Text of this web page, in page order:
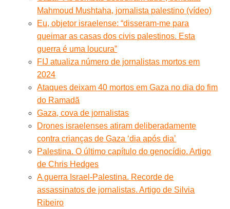
Mahmoud Mushtaha, jornalista palestino (vídeo)
Eu, objetor israelense: “disseram-me para
queimar as casas dos civis palestinos. Esta
guerra é uma loucura”
FIJ atualiza número de jornalistas mortos em
2024
Ataques deixam 40 mortos em Gaza no dia do fim
do Ramadã
Gaza, cova de jornalistas
Drones israelenses atiram deliberadamente
contra crianças de Gaza ‘dia após dia’
Palestina. O último capítulo do genocídio. Artigo
de Chris Hedges
A guerra Israel-Palestina. Recorde de
assassinatos de jornalistas. Artigo de Silvia
Ribeiro